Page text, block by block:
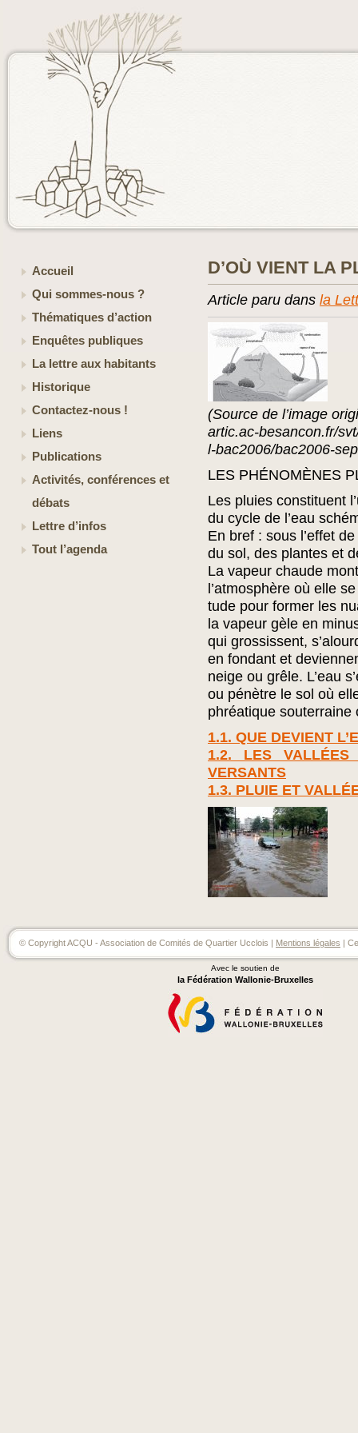
Accueil
Qui sommes-nous ?
Thématiques d’action
Enquêtes publiques
La lettre aux habitants
Historique
Contactez-nous !
Liens
Publications
Activités, conférences et
débats
Lettre d’infos
Tout l’agenda
D’OÙ VIENT LA
Article paru dans la
(Source de l’image
artic.ac-besancon.fr/
l-bac2006/bac2006-
LES PHÉNOMÈNES
Les pluies constituent
du cycle de l’eau
En bref : sous l’effet
du sol, des plantes et
La vapeur chaude
l’atmosphère où elle
tude pour former les
la vapeur gèle en
qui grossissent,
en fondant et
neige ou grêle. L’eau
ou pénètre le sol où
phréatique souterraine
1.1. QUE DEVIENT
1.2. LES VALLÉES
VERSANTS
1.3. PLUIE ET
© Copyright ACQU - Association de Comités de Quartier Ucclois | Mentions légales |
Avec le soutien de
la Fédération Wallonie-Bruxelles